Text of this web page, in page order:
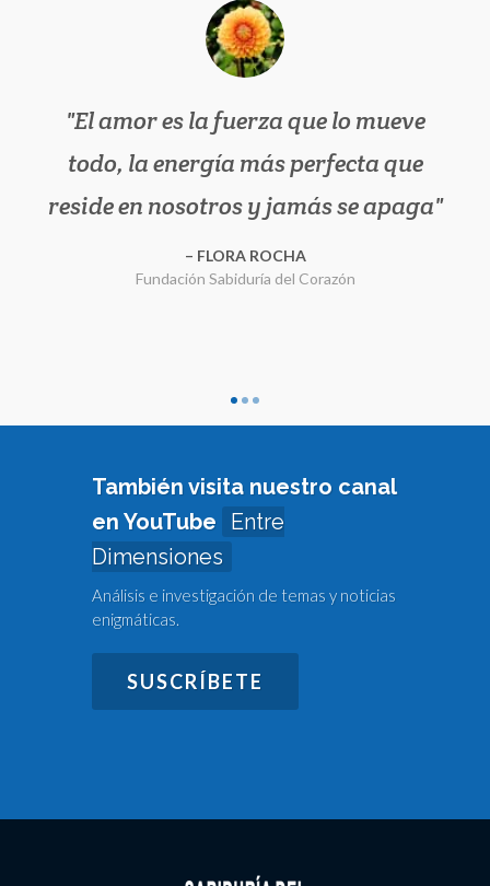
El amor es la fuerza que lo mueve
todo, la energía más perfecta que
reside en nosotros y jamás se apaga
FLORA ROCHA
Fundación Sabiduría del Corazón
Permite que las grandes
oportunidades lleguen a ti, no
pongas obstáculos para tu triunfo,
para amar y ser feliz. ¡Tú lo puedes
TODO!
También visita nuestro canal
en YouTube Entre
Dimensiones
Análisis e investigación de temas y noticias
enigmáticas.
SUSCRÍBETE